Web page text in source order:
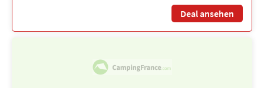
Deal ansehen